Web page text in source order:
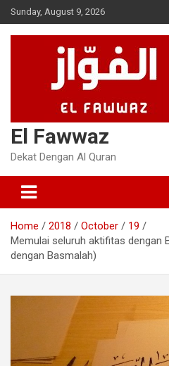
Skip
to
content
Sunday, August 9, 2026
El Fawwaz
Dekat Dengan Al Quran
Home 2018 October
19
Memulai seluruh aktifitas dengan
dengan Basmalah)